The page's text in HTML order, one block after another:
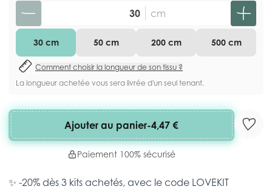
cm
30 cm 50 cm 200 cm 500 cm
Comment choisir la longueur de son tissu ?
La longueur achetée vous sera livrée d'un seul tenant.
Ajouter au panier-4,47 €
Paiement 100% sécurisé
✨ -20% dès 3 kits achetés, avec le code LOVEKIT